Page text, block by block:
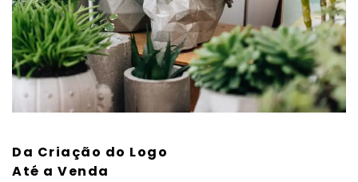
Da Criação do Logo
Até a Venda